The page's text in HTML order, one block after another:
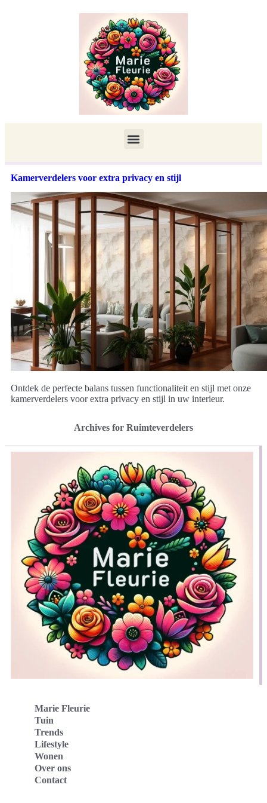
Kamerverdelers voor extra privacy en stijl
Ontdek de perfecte balans tussen functionaliteit en stijl met onze
kamerverdelers voor extra privacy en stijl in uw interieur.
Archives for Ruimteverdelers
Marie Fleurie
Tuin
Trends
Lifestyle
Wonen
Over ons
Contact